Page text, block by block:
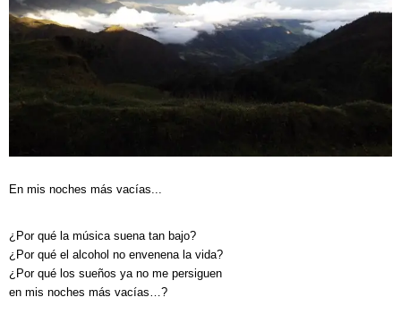
En mis noches más vacías...
¿Por qué la música suena tan bajo?
¿Por qué el alcohol no envenena la vida?
¿Por qué los sueños ya no me persiguen
en mis noches más vacías…?